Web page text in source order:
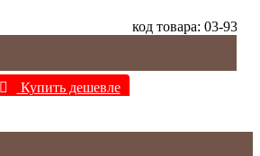
код товара: 03-93
Купить дешевле